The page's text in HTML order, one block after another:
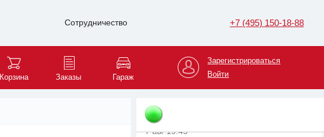
Сотрудничество +7 (495) 150-18-88
Корзина Заказы Гараж
Зарегистрироваться
Войти
Амортизатор
(WBAJF1*****)
Ответ менеджера:
BMW 31316866591
7 авг 19:45